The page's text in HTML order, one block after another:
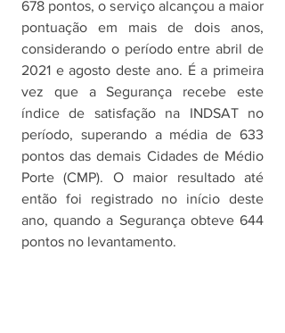
678 pontos, o serviço alcançou a maior
pontuação em mais de dois anos,
considerando o período entre abril de
2021 e agosto deste ano. É a primeira
vez que a Segurança recebe este
índice de satisfação na INDSAT no
período, superando a média de 633
pontos das demais Cidades de Médio
Porte (CMP). O maior resultado até
então foi registrado no início deste
ano, quando a Segurança obteve 644
pontos no levantamento.